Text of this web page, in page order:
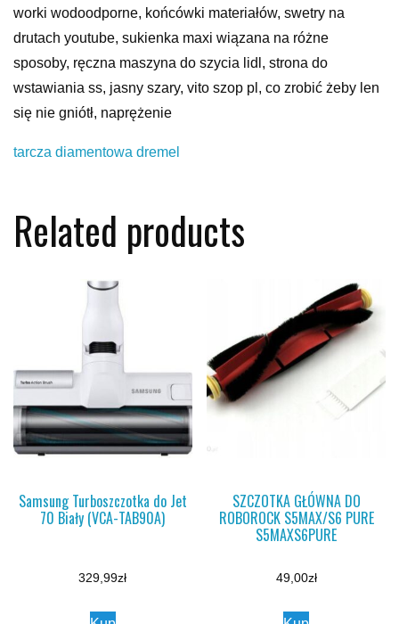
worki wodoodporne, końcówki materiałów, swetry na
drutach youtube, sukienka maxi wiązana na różne
sposoby, ręczna maszyna do szycia lidl, strona do
wstawiania ss, jasny szary, vito szop pl, co zrobić żeby len
się nie gniótł, naprężenie
tarcza diamentowa dremel
Related products
Samsung Turboszczotka do Jet
70 Biały (VCA-TAB90A)
329,99zł
SZCZOTKA GŁÓWNA DO
ROBOROCK S5MAX/S6 PURE
S5MAXS6PURE
49,00zł